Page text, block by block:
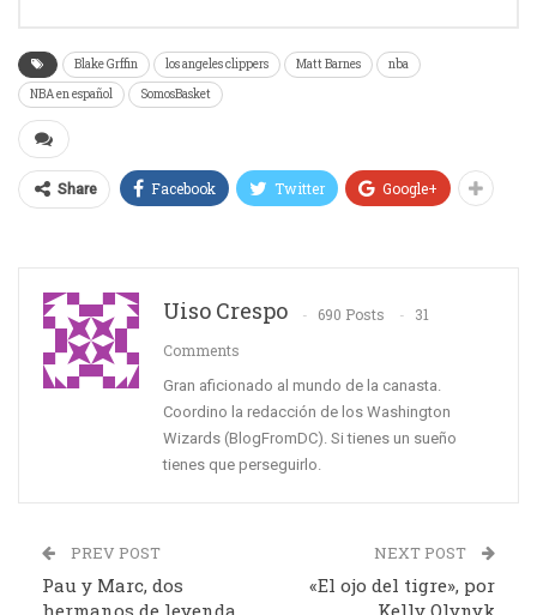
Blake Grffin los angeles clippers Matt Barnes
nba
NBA en español
SomosBasket
Share Facebook Twitter Google+
Uiso Crespo 690 Posts
31
Comments
Gran aficionado al mundo de la canasta.
Coordino la redacción de los Washington
Wizards (BlogFromDC). Si tienes un sueño
tienes que perseguirlo.
PREV POST
Pau y Marc, dos
NEXT POST
«El ojo del tigre», por